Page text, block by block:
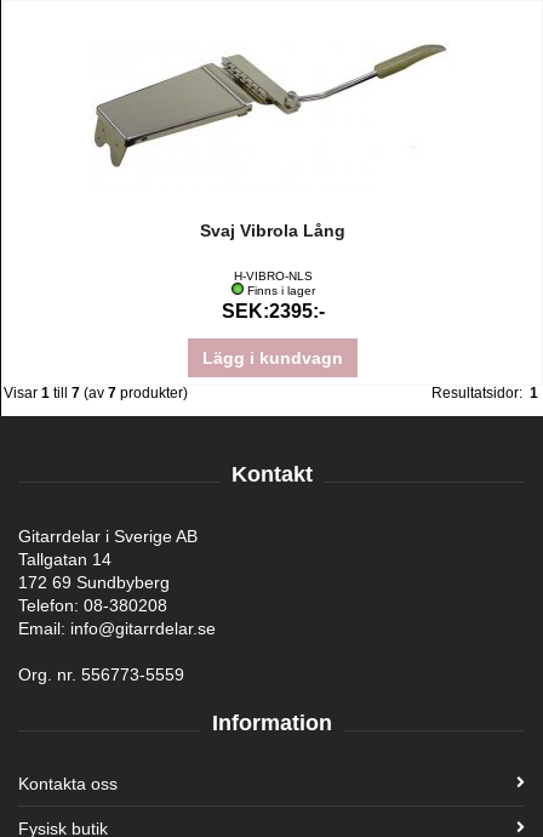
Svaj Vibrola Lång
H-VIBRO-NLS
Finns i lager
SEK:2395:-
Lägg i kundvagn
Visar 1 till 7 (av 7 produkter) Resultatsidor: 1
Kontakt
Gitarrdelar i Sverige AB
Tallgatan 14
172 69 Sundbyberg
Telefon: 08-380208
Email: info@gitarrdelar.se
Org. nr. 556773-5559
Information
Kontakta oss
Fysisk butik